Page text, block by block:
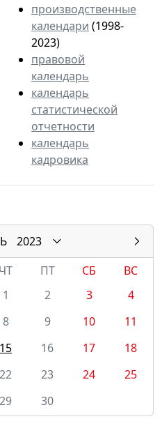
производственные
календари (1998-
2023)
правовой
календарь
календарь
статистической
отчетности
календарь
кадровика
2023
ЧТ ПТ СБ
ВС
1
2 3
4
8 9 10
11
15 16 17
18
22 23 24
25
29 30